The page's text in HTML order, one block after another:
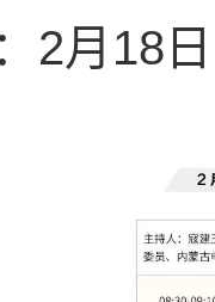
18日